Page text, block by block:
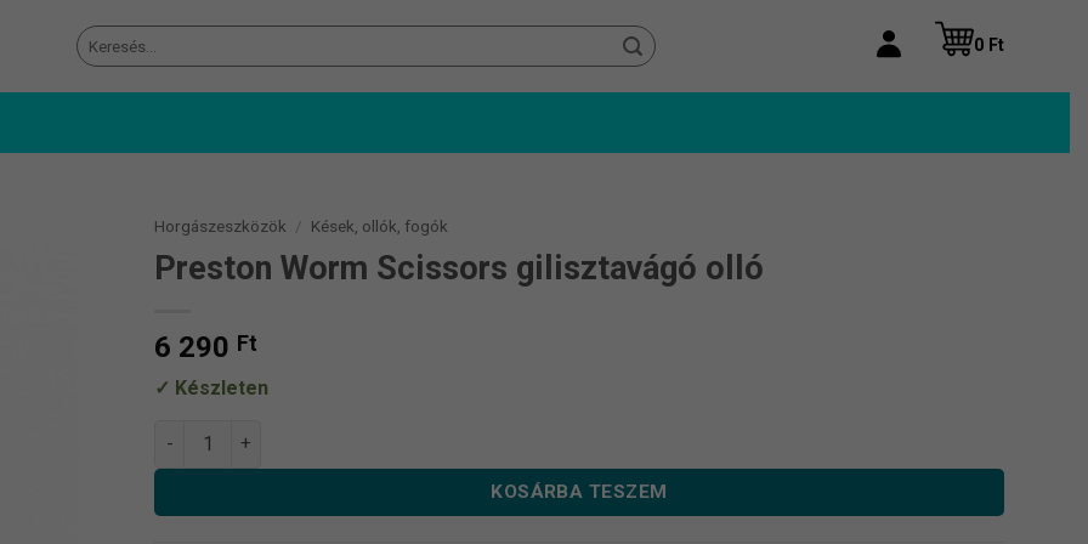
Keresés
a
0 Ft
Horgászeszközök / Kések, ollók, fogók
Preston Worm Scissors gilisztavágó olló
6 290 Ft
Készleten
Preston Worm Scissors gilisztavágó olló mennyiség
KOSÁRBA TESZEM